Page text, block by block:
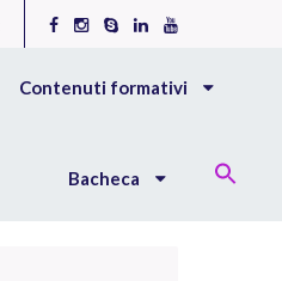
Contenuti formativi
Bacheca